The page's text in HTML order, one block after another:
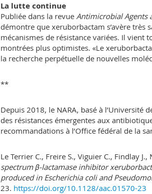
La lutte continue
Publiée dans la revue Antimicrobial Agents
démontre que xeruborbactam s’avère très
mécanismes de résistance variées. Il vient
montrées plus optimistes. «Le
la recherche perpétuelle de nouvelles
**
Depuis 2018, le NARA, basé à l’Université
des résistances émergentes aux
recommandations à l’Office fédéral de la
Le Terrier C., Freire S., Viguier C., Findlay
spectrum β-lactamase inhibitor
produced in Escherichia coli and
23. https://doi.org/10.1128/aac.01570-23